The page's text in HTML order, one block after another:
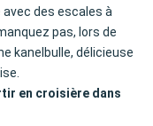
des escales à
pas, lors de
kanelbulle, délicieuse
en croisière dans